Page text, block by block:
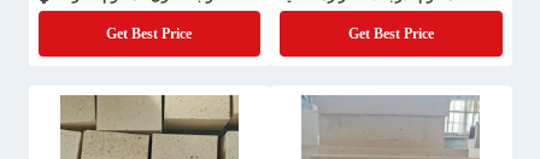
Get Best Price
الألومينيا للسبائك الكربوني والبطارية
الليثيومية الكاثوديةGet Best Price